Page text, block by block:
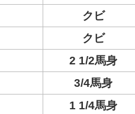
クビ
クビ
2 1/2馬身
3/4馬身
1 1/4馬身